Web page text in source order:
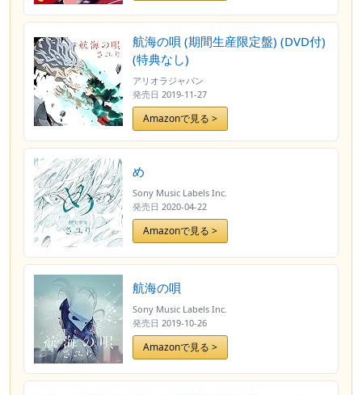
航海の唄 (期間生産限定盤) (DVD付)
(特典なし)
アリオラジャパン
発売日 2019-11-27
Amazonで見る >
め
Sony Music Labels Inc.
発売日 2020-04-22
Amazonで見る >
航海の唄
Sony Music Labels Inc.
発売日 2019-10-26
Amazonで見る >